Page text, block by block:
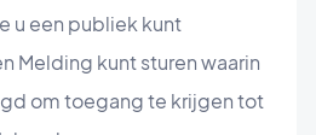
u een publiek kunt
Melding kunt sturen waarin
om toegang te krijgen tot